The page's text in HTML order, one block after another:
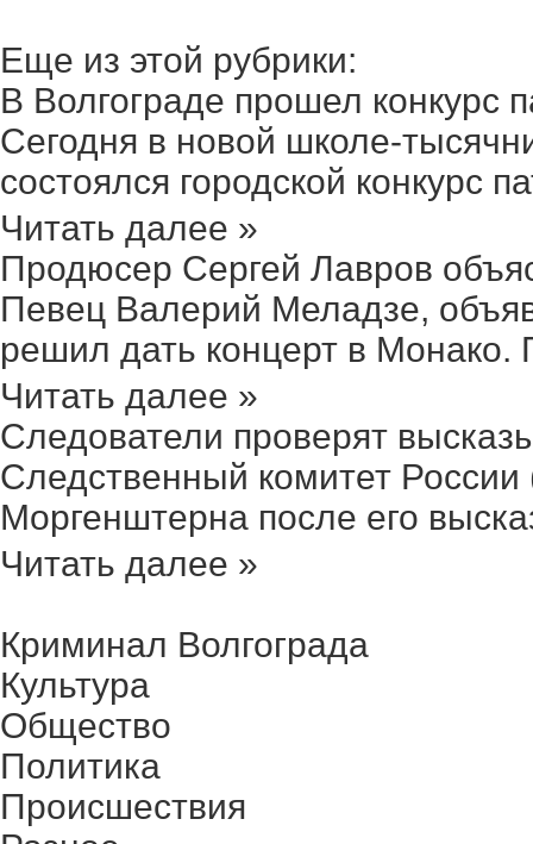
Еще из этой рубрики:
В Волгограде прошел конкурс
Сегодня в новой школе-
состоялся городской конкурс
Читать далее »
Продюсер Сергей Лавров
Певец Валерий Меладзе,
решил дать концерт в Монако.
Читать далее »
Следователи проверят
Следственный комитет
Моргенштерна после его
Читать далее »
Криминал Волгограда
Культура
Общество
Политика
Происшествия